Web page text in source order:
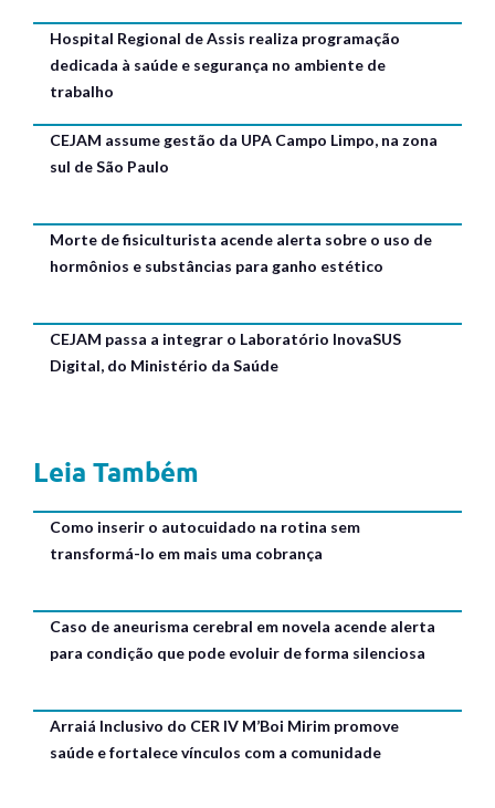
Hospital Regional de Assis realiza programação
dedicada à saúde e segurança no ambiente de
trabalho
CEJAM assume gestão da UPA Campo Limpo, na zona
sul de São Paulo
Morte de fisiculturista acende alerta sobre o uso de
hormônios e substâncias para ganho estético
CEJAM passa a integrar o Laboratório InovaSUS
Digital, do Ministério da Saúde
Leia Também
Como inserir o autocuidado na rotina sem
transformá-lo em mais uma cobrança
Caso de aneurisma cerebral em novela acende alerta
para condição que pode evoluir de forma silenciosa
Arraiá Inclusivo do CER IV M’Boi Mirim promove
saúde e fortalece vínculos com a comunidade